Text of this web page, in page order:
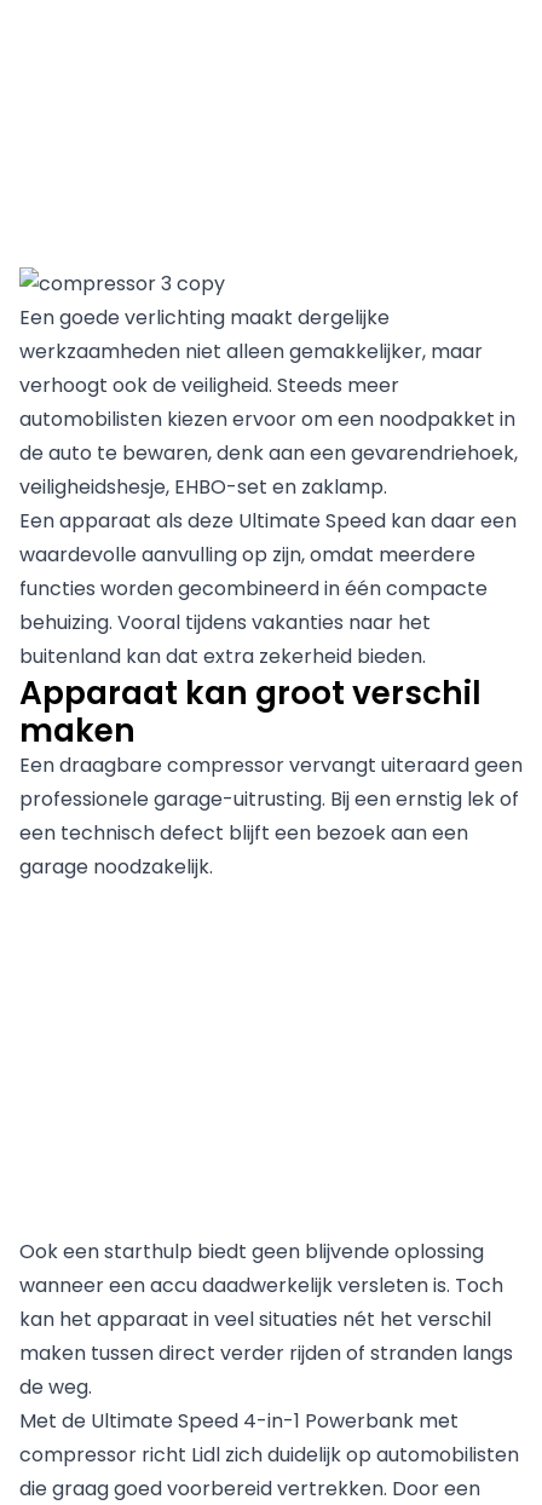
Een goede verlichting maakt dergelijke
werkzaamheden niet alleen gemakkelijker, maar
verhoogt ook de veiligheid. Steeds meer
automobilisten kiezen ervoor om een noodpakket in
de auto te bewaren, denk aan een gevarendriehoek,
veiligheidshesje, EHBO-set en zaklamp.
Een apparaat als deze Ultimate Speed kan daar een
waardevolle aanvulling op zijn, omdat meerdere
functies worden gecombineerd in één compacte
behuizing. Vooral tijdens vakanties naar het
buitenland kan dat extra zekerheid bieden.
Apparaat kan groot verschil
maken
Een draagbare compressor vervangt uiteraard geen
professionele garage-uitrusting. Bij een ernstig lek of
een technisch defect blijft een bezoek aan een
garage noodzakelijk.
Ook een starthulp biedt geen blijvende oplossing
wanneer een accu daadwerkelijk versleten is. Toch
kan het apparaat in veel situaties nét het verschil
maken tussen direct verder rijden of stranden langs
de weg.
Met de Ultimate Speed 4-in-1 Powerbank met
compressor richt Lidl zich duidelijk op automobilisten
die graag goed voorbereid vertrekken. Door een